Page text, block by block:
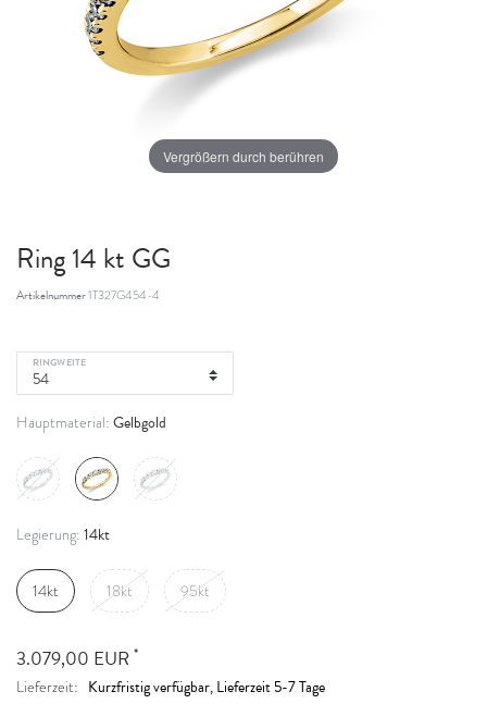
Vergrößern durch berühren
Ring 14 kt GG
Artikelnummer1T327G454-4
RINGWEITE
Hauptmaterial: Gelbgold
Legierung: 14kt
14kt 18kt 95kt
3.079,00 EUR *
Lieferzeit: Kurzfristig verfügbar, Lieferzeit 5-7 Tage